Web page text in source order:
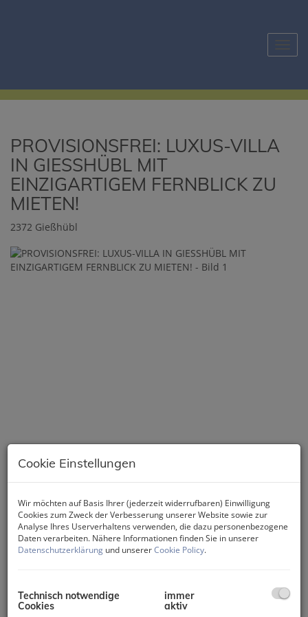
PROVISIONSFREI: LUXUS-VILLA
IN GIESSHÜBL MIT
EINZIGARTIGEM FERNBLICK ZU
MIETEN!
2372 Gießhübl
Cookie Einstellungen
Wir möchten auf Basis Ihrer (jederzeit widerrufbaren) Einwilligung
Cookies zum Zweck der Verbesserung unserer Website sowie zur
Analyse Ihres Userverhaltens verwenden, die dazu personenbezogene
Daten verarbeiten. Nähere Informationen finden Sie in unserer
Datenschutzerklärung und unsererCookie Policy.
Technisch notwendige
Cookies
immer
aktiv